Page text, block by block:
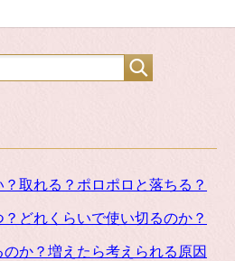
取れる？ポロポロと落ちる？
どれくらいで使い切るのか？
か？増えたら考えられる原因